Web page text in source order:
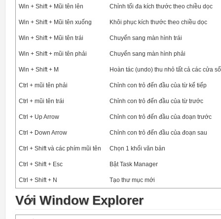
Win + Shift + Mũi tên lên Chỉnh tối đa kích thước theo chiều dọc
Win + Shift + Mũi tên xuống Khôi phục kích thước theo chiều dọc
Win + Shift + Mũi tên trái Chuyển sang màn hình trái
Win + Shift + mũi tên phải Chuyển sang màn hình phải
Win + Shift + M Hoàn tác (undo) thu nhỏ tất cả các cửa sổ
Ctrl + mũi tên phải Chỉnh con trỏ đến đầu của từ kế tiếp
Ctrl + mũi tên trái Chỉnh con trỏ đến đầu của từ trước
Ctrl + Up Arrow Chỉnh con trỏ đến đầu của đoạn trước
Ctrl + Down Arrow Chỉnh con trỏ đến đầu của đoạn sau
Ctrl + Shift và các phím mũi tên Chọn 1 khối văn bản
Ctrl + Shift + Esc Bật Task Manager
Ctrl + Shift + N Tạo thư mục mới
Với Window Explorer